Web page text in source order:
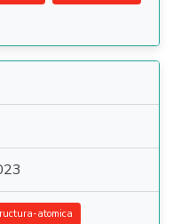
atomica